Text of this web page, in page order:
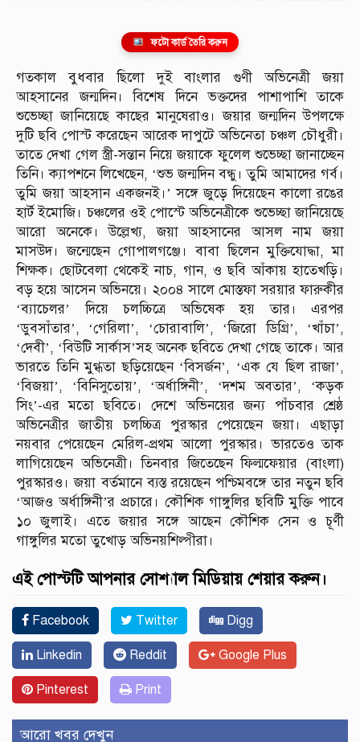
ফটো কার্ড তৈরি করুন
গতকাল বুধবার ছিলো দুই বাংলার গুণী অভিনেত্রী জয়া
আহসানের জন্মদিন। বিশেষ দিনে ভক্তদের পাশাপাশি তাকে
শুভেচ্ছা জানিয়েছে কাছের মানুষেরাও। জয়ার জন্মদিন উপলক্ষে
দুটি ছবি পোস্ট করেছেন আরেক দাপুটে অভিনেতা চঞ্চল চৌধুরী।
তাতে দেখা গেল স্ত্রী-সন্তান নিয়ে জয়াকে ফুলেল শুভেচ্ছা জানাচ্ছেন
তিনি। ক্যাপশনে লিখেছেন, ‘শুভ জন্মদিন বন্ধু। তুমি আমাদের গর্ব।
তুমি জয়া আহসান একজনই।’ সঙ্গে জুড়ে দিয়েছেন কালো রঙের
হার্ট ইমোজি। চঞ্চলের ওই পোস্টে অভিনেত্রীকে শুভেচ্ছা জানিয়েছে
আরো অনেকে। উল্লেখ্য, জয়া আহসানের আসল নাম জয়া
মাসউদ। জন্মেছেন গোপালগঞ্জে। বাবা ছিলেন মুক্তিযোদ্ধা, মা
শিক্ষক। ছোটবেলা থেকেই নাচ, গান, ও ছবি আঁকায় হাতেখড়ি।
বড় হয়ে আসেন অভিনয়ে। ২০০৪ সালে মোস্তফা সরয়ার ফারুকীর
‘ব্যাচেলর’ দিয়ে চলচ্চিত্রে অভিষেক হয় তার। এরপর
‘ডুবসাঁতার’, ‘গেরিলা’, ‘চোরাবালি’, ‘জিরো ডিগ্রি’, ‘খাঁচা’,
‘দেবী’, ‘বিউটি সার্কাস’সহ অনেক ছবিতে দেখা গেছে তাকে। আর
ভারতে তিনি মুগ্ধতা ছড়িয়েছেন ‘বিসর্জন’, ‘এক যে ছিল রাজা’,
‘বিজয়া’, ‘বিনিসুতোয়’, ‘অর্ধাঙ্গিনী’, ‘দশম অবতার’, ‘কড়ক
সিং’-এর মতো ছবিতে। দেশে অভিনয়ের জন্য পাঁচবার শ্রেষ্ঠ
অভিনেত্রীর জাতীয় চলচ্চিত্র পুরস্কার পেয়েছেন জয়া। এছাড়া
নয়বার পেয়েছেন মেরিল-প্রথম আলো পুরস্কার। ভারতেও তাক
লাগিয়েছেন অভিনেত্রী। তিনবার জিতেছেন ফিল্মফেয়ার (বাংলা)
পুরস্কারও। জয়া বর্তমানে ব্যস্ত রয়েছেন পশ্চিমবঙ্গে তার নতুন ছবি
‘আজও অর্ধাঙ্গিনী’র প্রচারে। কৌশিক গাঙ্গুলির ছবিটি মুক্তি পাবে
১০ জুলাই। এতে জয়ার সঙ্গে আছেন কৌশিক সেন ও চূর্ণী
গাঙ্গুলির মতো তুখোড় অভিনয়শিল্পীরা।
এই পোস্টটি আপনার সোশ্যাল মিডিয়ায় শেয়ার করুন।
Facebook Twitter Digg
Linkedin Reddit Google Plus
Pinterest Print
আরো খবর দেখুন